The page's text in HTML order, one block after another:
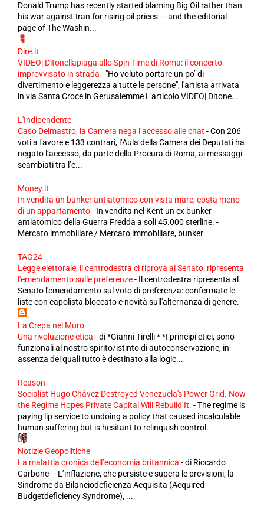
Donald Trump has recently started blaming Big Oil rather than
his war against Iran for rising oil prices — and the editorial
page of The Washin...
Dire.it
VIDEO| Ditonellapiaga allo Spin Time di Roma: il concerto
improvvisato in strada - "Ho voluto portare un po’ di
divertimento e leggerezza a tutte le persone", l'artista arrivata
in via Santa Croce in Gerusalemme L'articolo VIDEO| Ditone...
L'Indipendente
Caso Delmastro, la Camera nega l’accesso alle chat -Con 206
voti a favore e 133 contrari, l’Aula della Camera dei Deputati ha
negato l’accesso, da parte della Procura di Roma, ai messaggi
scambiati tra l’e...
Money.it
In vendita un bunker antiatomico con vista mare, costa meno
di un appartamento- In vendita nel Kent un ex bunker
antiatomico della Guerra Fredda a soli 45.000 sterline. -
Mercato immobiliare / Mercato immobiliare, bunker
TAG24
Legge elettorale, il centrodestra ci riprova al Senato: ripresenta
l'emendamento sulle preferenze- Il centrodestra ripresenta al
Senato l'emendamento sul voto di preferenza: confermate le
liste con capolista bloccato e novità sull'alternanza di genere.
La Crepa nel Muro
Una rivoluzione etica -di *Gianni Tirelli * *I principi etici, sono
funzionali al nostro spirito/istinto di autoconservazione, in
assenza dei quali tutto è destinato alla logic...
Reason
Socialist Hugo Chávez Destroyed Venezuela's Power Grid. Now
the Regime Hopes Private Capital Will Rebuild It. -The regime is
paying lip service to undoing a policy that caused incalculable
human suffering but is hesitant to relinquish control.
Notizie Geopolitiche
La malattia cronica dell’economia britannica -di Riccardo
Carbone – L’inflazione, che persiste e supera le previsioni, la
Sindrome da Bilanciodeficienza Acquisita (Acquired
Budgetdeficiency Syndrome), ...